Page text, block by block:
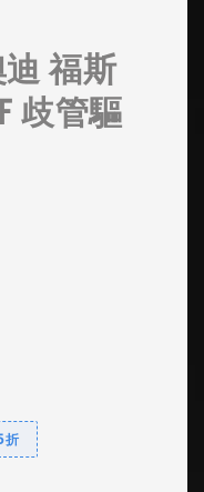
福斯
歧管驅
折